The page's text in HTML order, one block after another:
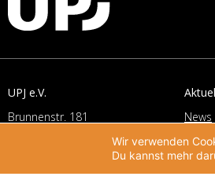
UPJ e.V.
Brunnenstr. 181
+49 (0)30 2787 406-0
News
Wir verwenden
Du kannst mehr